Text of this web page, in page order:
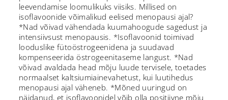
leevendamise loomulikuks viisiks. Millised on
isoflavoonide võimalikud eelised menopausi ajal?
*Nad võivad vähendada kuumahoogude sagedust ja
intensiivsust menopausis. *Isoflavoonid toimivad
looduslike fütoöstrogeenidena ja suudavad
kompenseerida östrogeenitaseme langust. *Nad
võivad avaldada head mõju luude tervisele, toetades
normaalset kaltsiumiainevahetust, kui luutihedus
menopausi ajal väheneb. *Mõned uuringud on
näidanud, et isoflavoonidel võib olla positiivne mõju